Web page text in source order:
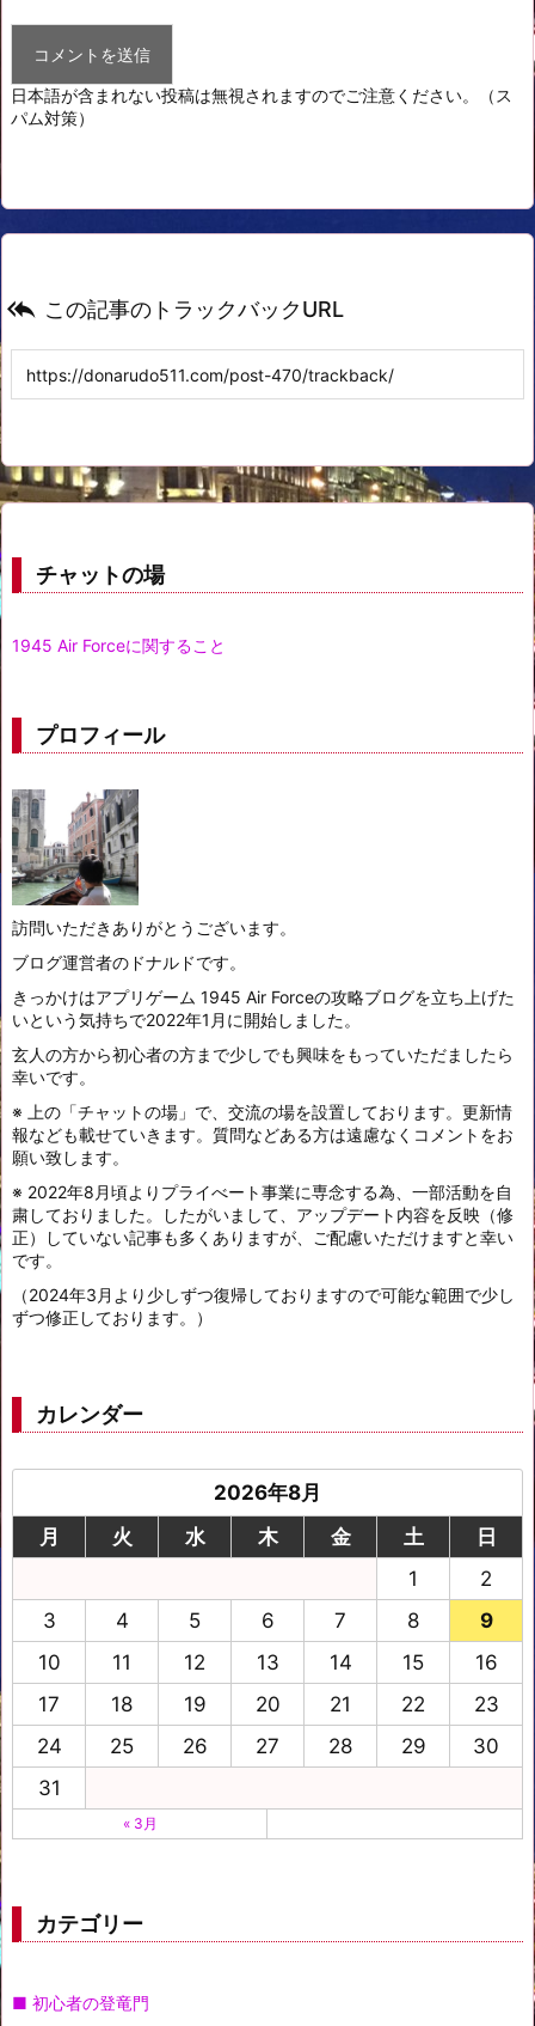
日本語が含まれない投稿は無視されますのでご注意ください。（ス
パム対策）
 この記事のトラックバックURL
チャットの場
1945 Air Forceに関すること
プロフィール
訪問いただきありがとうございます。
ブログ運営者のドナルドです。
きっかけはアプリゲーム 1945 Air Forceの攻略ブログを立ち上げた
いという気持ちで2022年1月に開始しました。
玄人の方から初心者の方まで少しでも興味をもっていただましたら
幸いです。
※ 上の「チャットの場」で、交流の場を設置しております。更新情
報なども載せていきます。質問などある方は遠慮なくコメントをお
願い致します。
※ 2022年8月頃よりプライべート事業に専念する為、一部活動を自
粛しておりました。したがいまして、アップデート内容を反映（修
正）していない記事も多くありますが、ご配慮いただけますと幸い
です。
（2024年3月より少しずつ復帰しておりますので可能な範囲で少し
ずつ修正しております。）
カレンダー
2026年8月
月
火 水 木 金 土
日
1
2
3
4 5 6 7 8
9
10
11 12 13 14 15
16
17
18 19 20 21 22
23
24
25 26 27 28 29
30
31
« 3月
カテゴリー
■ 初心者の登竜門